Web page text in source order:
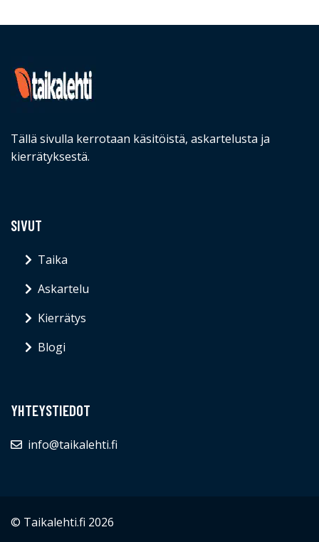
Tällä sivulla kerrotaan käsitöistä, askartelusta ja
kierrätyksestä.
SIVUT
Taika
Askartelu
Kierrätys
Blogi
YHTEYSTIEDOT
info@taikalehti.fi
© Taikalehti.fi 2026